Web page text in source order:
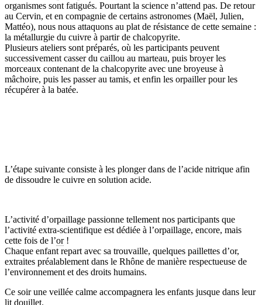
organismes sont fatigués. Pourtant la science n’attend pas. De retour
au Cervin, et en compagnie de certains astronomes (Maël, Julien,
Mattéo), nous nous attaquons au plat de résistance de cette semaine :
la métallurgie du cuivre à partir de chalcopyrite.
Plusieurs ateliers sont préparés, où les participants peuvent
successivement casser du caillou au marteau, puis broyer les
morceaux contenant de la chalcopyrite avec une broyeuse à
mâchoire, puis les passer au tamis, et enfin les orpailler pour les
récupérer à la batée.
L’étape suivante consiste à les plonger dans de l’acide nitrique afin
de dissoudre le cuivre en solution acide.
L’activité d’orpaillage passionne tellement nos participants que
l’activité extra-scientifique est dédiée à l’orpaillage, encore, mais
cette fois de l’or!
Chaque enfant repart avec sa trouvaille, quelques paillettes d’or,
extraites préalablement dans le Rhône de manière respectueuse de
l’environnement et des droits humains.
Ce soir une veillée calme accompagnera les enfants jusque dans leur
lit douillet.